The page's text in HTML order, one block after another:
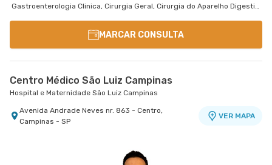
Gastroenterologia Clinica, Cirurgia Geral, Cirurgia do Aparelho Digestivo
MARCAR CONSULTA
Centro Médico São Luiz Campinas
Hospital e Maternidade São Luiz Campinas
Avenida Andrade Neves nr. 863 - Centro,
Campinas - SP
VER MAPA